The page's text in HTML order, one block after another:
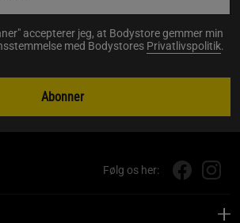
accepterer jeg, at Bodystore gemmer min
med Bodystores Privatlivspolitik.
Abonner
Følg os her: